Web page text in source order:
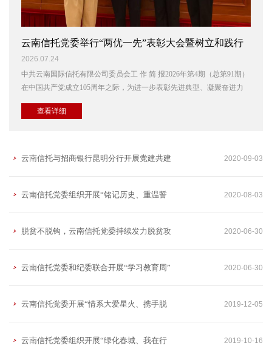
云南信托党委举行“两优一先”表彰大会暨树立和践行
正确政绩观学习教育专题党课
2026.07.24
中共云南国际信托有限公司委员会工 作 简 报2026年第4期（总第91期）
在中国共产党成立105周年之际，为进一步表彰先进典型、凝聚奋进力
查看详细
云南信托与招商银行昆明分行开展党建共建
活动暨业务交流联谊座谈
2020-09-03
云南信托党委组织开展“铭记历史、重温誓
词、砥砺前行”“七一”党员主题日活动
2020-08-03
脱贫不脱钩，云南信托党委持续发力脱贫攻
坚
2020-06-30
云南信托党委和纪委联合开展“学习教育周”
廉政教育和主题教育活动
2020-06-30
云南信托党委开展“情系大爱星火、携手脱
贫攻坚”爱心联谊及定点帮扶活动
2019-12-05
云南信托党委组织开展“绿化春城、我在行 2019-10-16